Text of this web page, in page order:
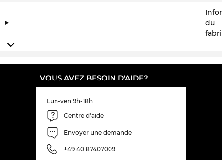
du
VOUS AVEZ BESOIN D'AIDE?
Lun-ven 9h-18h
Centre d'aide
Envoyer une demande
+49 40 87407009